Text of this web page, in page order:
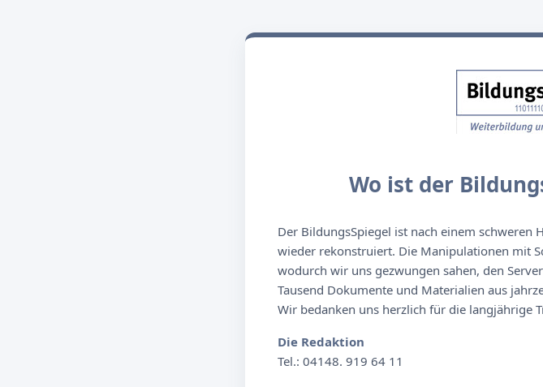
Wo ist der
Der BildungsSpiegel ist nach einem
wieder rekonstruiert. Die Manipulationen mit
wodurch wir uns gezwungen sahen, den
Tausend Dokumente und Materialien aus
Wir bedanken uns herzlich für die langjährige
Die Redaktion
Tel.: 04148. 919 64 11